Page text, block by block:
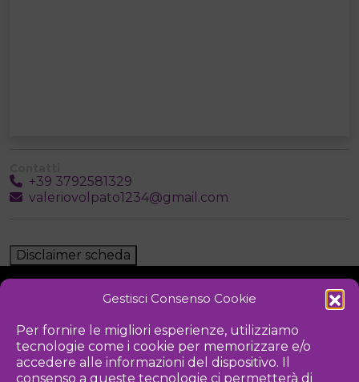
Gestisci Consenso Cookie
Per fornire le migliori esperienze, utilizziamo
tecnologie come i cookie per memorizzare e/o
accedere alle informazioni del dispositivo. Il
consenso a queste tecnologie ci permetterà di
+39 3792581329
valeriovolpato1234@gmail.com
Disclaimer scheda
PRIVACY POLICY